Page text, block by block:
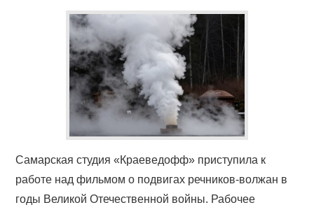
Самарская студия «Краеведофф» приступила к
работе над фильмом о подвигах речников-волжан в
годы Великой Отечественной войны. Рабочее